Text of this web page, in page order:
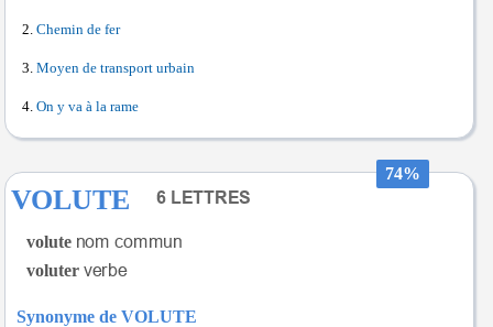
Chemin de fer
Moyen de transport urbain
On y va à la rame
74%
VOLUTE
volute
voluter
Synonyme de VOLUTE